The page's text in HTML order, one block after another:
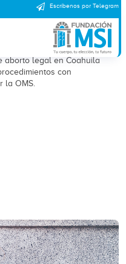
Escríbenos por Telegram
en Saltillo,
aborto legal en Coahuila
con
la OMS.